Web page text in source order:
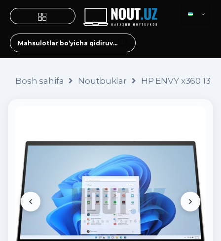
Bosh sahifa Noutbuklar HP ENVY x360 13